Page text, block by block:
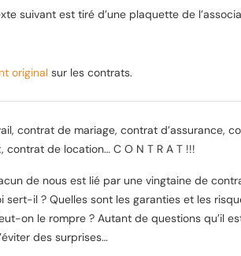
suivant est tiré d’une plaquette de
originalsur les contrats.
contrat de mariage, contrat d’assurance,
de location… C O N T R A T !!!
de nous est lié par une vingtaine de
sert-il ? Quelles sont les garanties et les
on le rompre ? Autant de questions qu’il
des surprises…